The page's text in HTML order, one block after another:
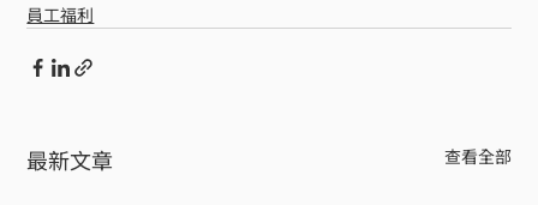
員工福利
最新文章 查看全部